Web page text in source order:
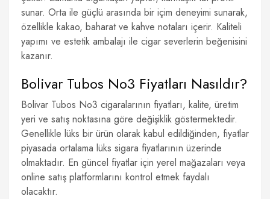
sunar. Orta ile güçlü arasında bir içim deneyimi sunarak,
özellikle kakao, baharat ve kahve notaları içerir. Kaliteli
yapımı ve estetik ambalajı ile cigar severlerin beğenisini
kazanır.
Bolivar Tubos No3 Fiyatları Nasıldır?
Bolivar Tubos No3 cigaralarının fiyatları, kalite, üretim
yeri ve satış noktasına göre değişiklik göstermektedir.
Genellikle lüks bir ürün olarak kabul edildiğinden, fiyatlar
piyasada ortalama lüks sigara fiyatlarının üzerinde
olmaktadır. En güncel fiyatlar için yerel mağazaları veya
online satış platformlarını kontrol etmek faydalı
olacaktır.